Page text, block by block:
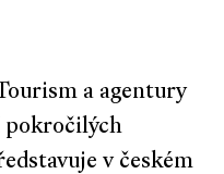
a agentury
pokročilých
v českém